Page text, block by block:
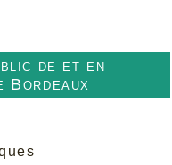
de et en
Bordeaux